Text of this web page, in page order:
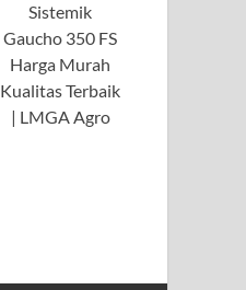
Sistemik
Gaucho 350 FS
Harga Murah
Kualitas Terbaik
| LMGA Agro